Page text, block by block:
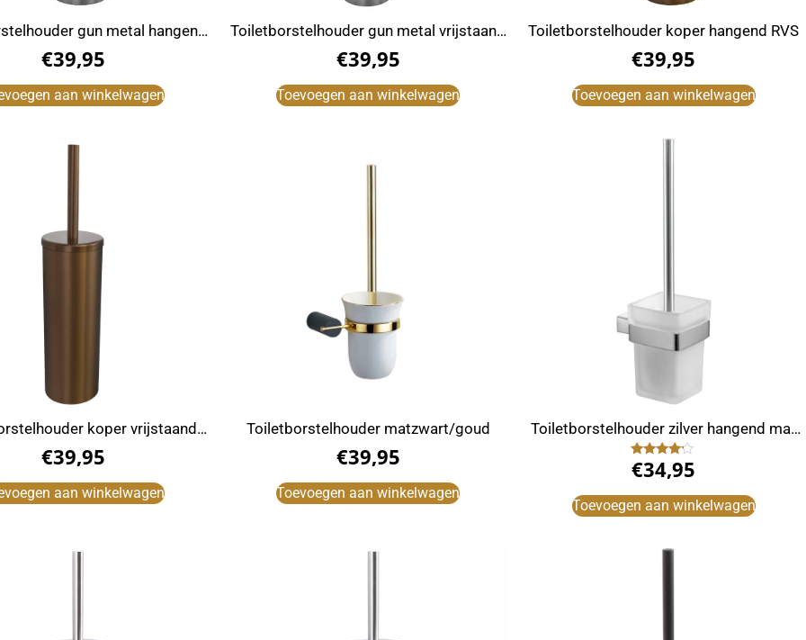
gun metal hangend
RVS
€39,95
aan winkelwagen
Toiletborstelhouder gun metal vrijstaand
RVS
€39,95
Toevoegen aan winkelwagen
Toiletborstelhouder koper hangend RVS
€39,95
Toevoegen aan winkelwagen
koper vrijstaand
RVS
€39,95
aan winkelwagen
Toiletborstelhouder matzwart/goud
€39,95
Toevoegen aan winkelwagen
Toiletborstelhouder zilver hangend mat
glas
Gewaardeerd
4.00
€34,95
Toevoegen aan winkelwagen